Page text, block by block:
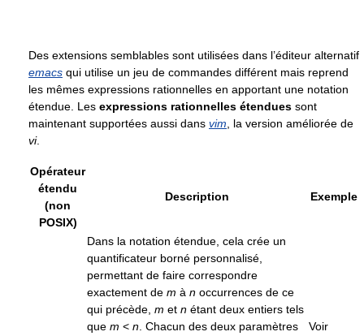
Des extensions semblables sont utilisées dans l’éditeur alternatif
emacs qui utilise un jeu de commandes différent mais reprend
les mêmes expressions rationnelles en apportant une notation
étendue. Les expressions rationnelles étendues sont
maintenant supportées aussi dans vim, la version améliorée de
vi.
Opérateur
étendu
(non
POSIX)
Description Exemple
Dans la notation étendue, cela crée un
quantificateur borné personnalisé,
permettant de faire correspondre
exactement de m à n occurrences de ce
qui précède, m et n étant deux entiers tels
que m < n. Chacun des deux paramètres
Voir